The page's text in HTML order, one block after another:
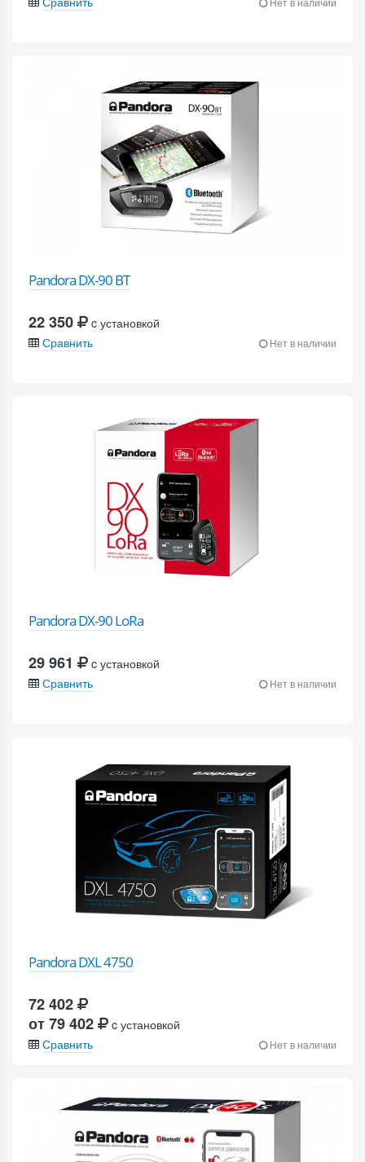
Pandora DX-90 BT
22 350
c установкой
Сравнить
Нет в наличии
Pandora DX-90 LoRa
29 961
c установкой
Сравнить
Нет в наличии
Pandora DXL 4750
72 402
от 79 402
c установкой
Сравнить
Нет в наличии